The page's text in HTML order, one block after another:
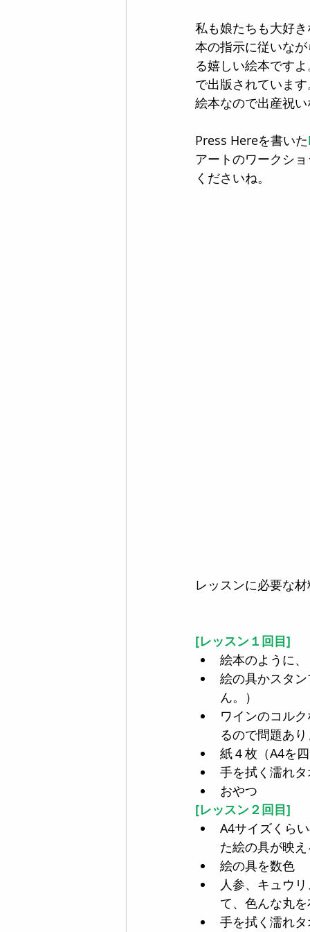
私も娘たちも大好
本の指示に従いな
る嬉しい絵本です
で出版されていま
絵本なので出産祝
Press Hereを書いた
アートのワークシ
くださいね。
レッスンに必要な
[レッスン１回目]
絵本のように
絵の具かスタ
ん。）
ワインのコル
るので問題あ
紙４枚（A4を
手を拭く濡れ
おやつ
[レッスン２回目]
A4サイズくら
た絵の具が映
絵の具を数色
人参、キュウ
て、色んな丸
手を拭く濡れ